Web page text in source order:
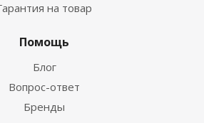
на товар
Помощь
Блог
Вопрос-ответ
Бренды